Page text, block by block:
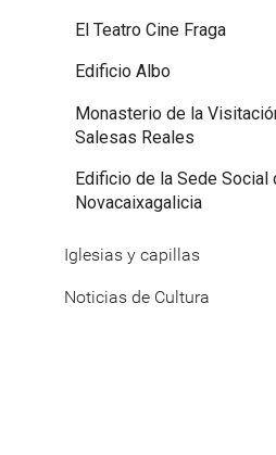
El Teatro Cine Fraga
Edificio Albo
Monasterio de la
Salesas Reales
Edificio de la Sede Social
Novacaixagalicia
Iglesias y capillas
Noticias de Cultura